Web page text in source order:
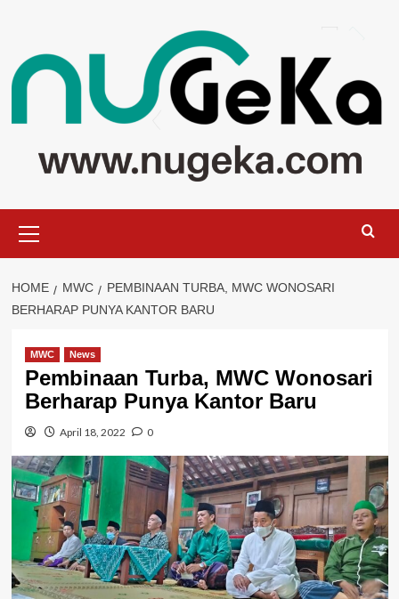
content
Menu
HOME MWC
PEMBINAAN TURBA, MWC WONOSARI
BERHARAP PUNYA KANTOR BARU
MWC News
Pembinaan Turba, MWC Wonosari
Berharap Punya Kantor Baru
April 18, 2022 0